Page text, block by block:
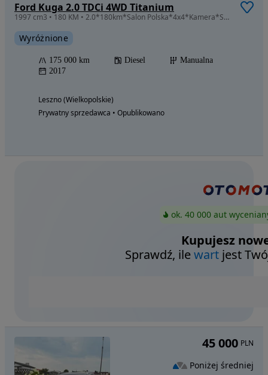
Ford Kuga 2.0 TDCi 4WD Titanium
1997 cm3 • 180 KM • 2.0*180km*Salon Polska*4x4*Kamera*Super Stan*Faktura
Wyróżnione
175 000 km Diesel
Manualna
2017
Leszno (Wielkopolskie)
Prywatny sprzedawca • Opublikowano
ok. 40 000 aut
Kupujesz
Sprawdź, ilewart jest
45 000 PLN
Poniżej średniej